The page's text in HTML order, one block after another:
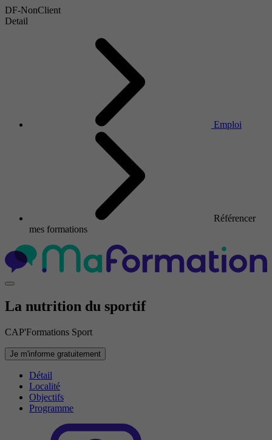
DF-NonClient
Detail
Emploi
Référencer
mes formations
La nutrition du sportif
CAP'Formations Sport
Je m'informe gratuitement
Détail
Localité
Objectifs
Programme